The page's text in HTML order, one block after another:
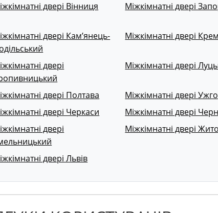
двері Вінниця Міжкімнатні двері
двері Кам’янець-
Міжкімнатні двері
двері
Міжкімнатні двері
двері Полтава Міжкімнатні двері
двері Черкаси
Міжкімнатні двері
двері
Міжкімнатні двері
двері Львів